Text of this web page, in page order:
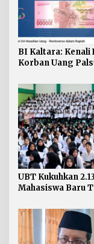
BI Kaltara: Kenali
Korban Uang
UBT Kukuhkan
Mahasiswa Baru